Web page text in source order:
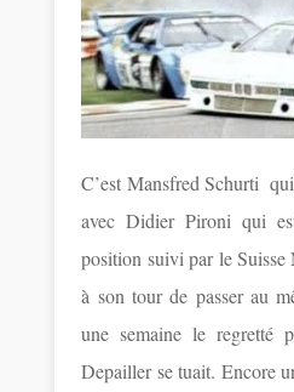
C’est Mansfred Schurti
avec Didier Pironi qui
position suivi par le Suisse
à son tour de passer au
une semaine le regretté
Depailler se tuait. Encore